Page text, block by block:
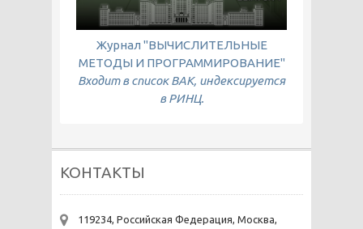
Журнал "ВЫЧИСЛИТЕЛЬНЫЕ
МЕТОДЫ И ПРОГРАММИРОВАНИЕ"
Входит в список ВАК, индексируется
в РИНЦ.
КОНТАКТЫ
119234, Российская Федерация, Москва,